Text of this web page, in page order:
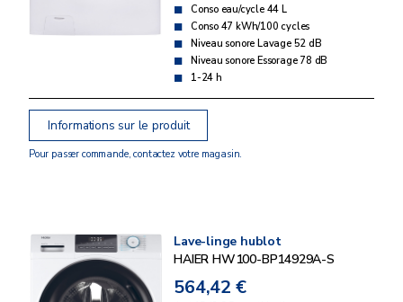
Conso eau/cycle 44 L
Conso 47 kWh/100 cycles
Niveau sonore Lavage 52 dB
Niveau sonore Essorage 78 dB
1-24 h
Informations sur le produit
Pour passer commande, contactez votre magasin.
Lave-linge hublot
HAIER HW100-BP14929A-S
564,42 €